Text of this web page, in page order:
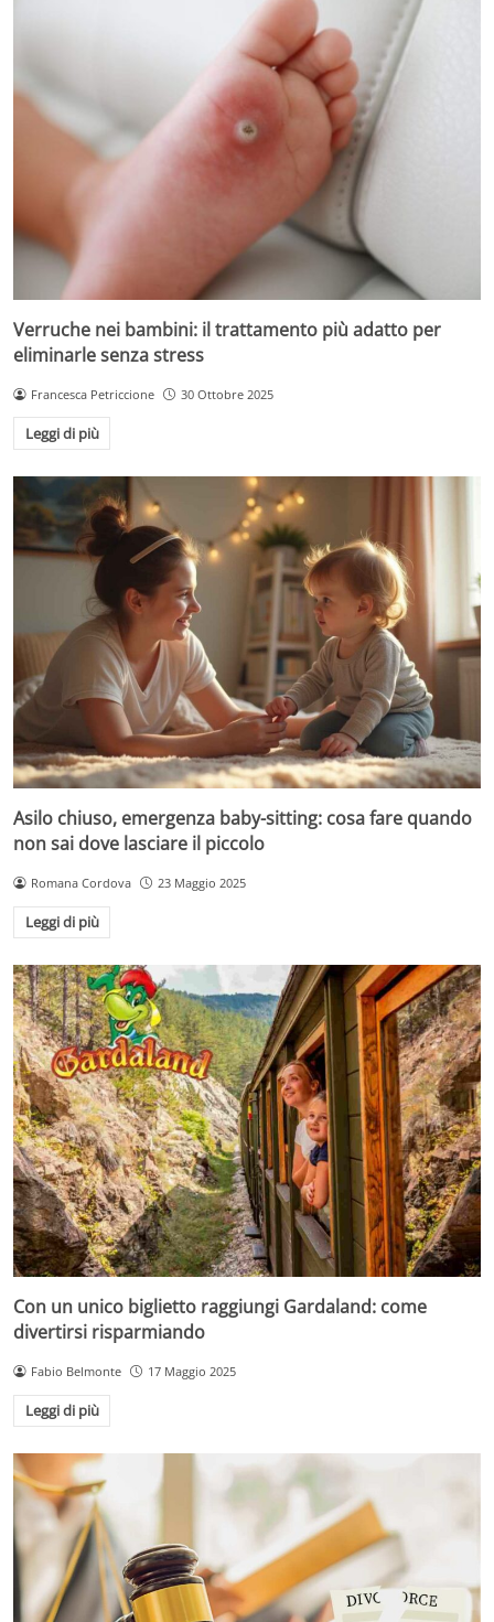
Verruche nei bambini: il trattamento più adatto per
eliminarle senza stress
Francesca Petriccione 30 Ottobre 2025
Leggi di più
Asilo chiuso, emergenza baby-sitting: cosa fare quando
non sai dove lasciare il piccolo
Romana Cordova 23 Maggio 2025
Leggi di più
Con un unico biglietto raggiungi Gardaland: come
divertirsi risparmiando
Fabio Belmonte 17 Maggio 2025
Leggi di più